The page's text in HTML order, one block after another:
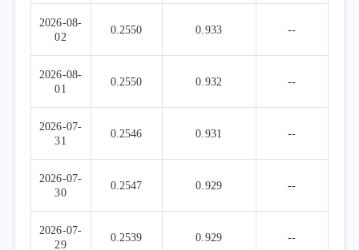
2026-08-
02
0.2550 0.933 --
2026-08-
01
0.2550 0.932 --
2026-07-
31
0.2546 0.931 --
2026-07-
30
0.2547 0.929 --
2026-07-
29
0.2539 0.929 --